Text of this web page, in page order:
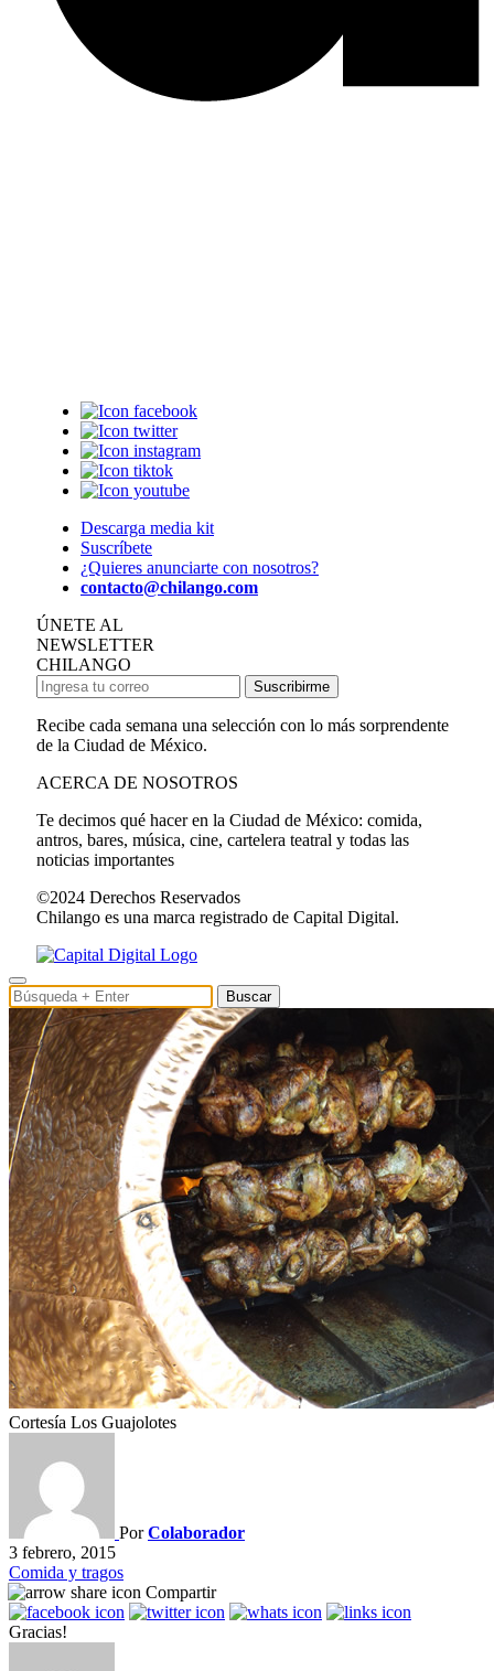
Descarga media kit
Suscríbete
¿Quieres anunciarte con nosotros?
contacto@chilango.com
ÚNETE AL
NEWSLETTER
CHILANGO
Suscribirme
Recibe cada semana una selección con lo más sorprendente
de la Ciudad de México.
ACERCA DE NOSOTROS
Te decimos qué hacer en la Ciudad de México: comida,
antros, bares, música, cine, cartelera teatral y todas las
noticias importantes
©2024 Derechos Reservados
Chilango es una marca registrado de Capital Digital.
Buscar
Cortesía Los Guajolotes
PorColaborador
3 febrero, 2015
Comida y tragos
Compartir
Gracias!